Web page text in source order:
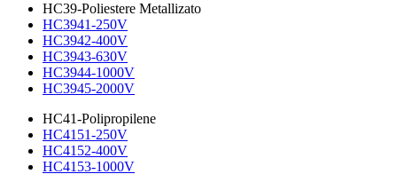
HC39-Poliestere Metallizato
HC3941-250V
HC3942-400V
HC3943-630V
HC3944-1000V
HC3945-2000V
HC41-Polipropilene
HC4151-250V
HC4152-400V
HC4153-1000V